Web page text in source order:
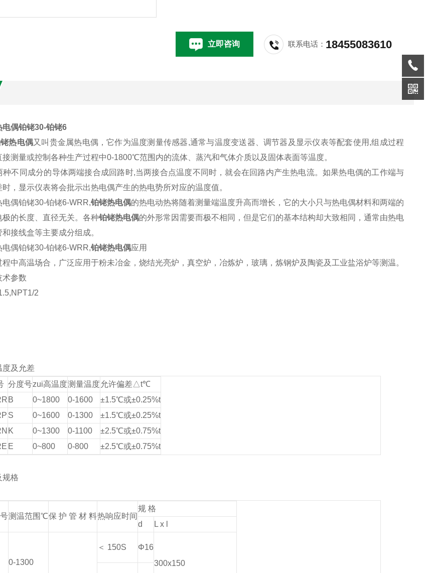
立即咨询 联系电话： 18455083610
偶铂铑30-铂铑6
热电偶又叫贵金属热电偶，它作为温度测量传感器,通常与温度变送器、调节器及显示仪表等配套使用,组成过程
测量或控制各种生产过程中0-1800℃范围内的流体、蒸汽和气体介质以及固体表面等温度。
种不同成分的导体两端接合成回路时,当两接合点温度不同时，就会在回路内产生热电流。如果热电偶的工作端与
，显示仪表将会批示出热电偶产生的热电势所对应的温度值。
偶铂铑30-铂铑6-WRR,铂铑热电偶的热电动热将随着测量端温度升高而增长，它的大小只与热电偶材料和两端的
的长度、直径无关。各种铂铑热电偶的外形常因需要而极不相同，但是它们的基本结构却大致相同，通常由热电
接线盒等主要成分组成。
偶铂铑30-铂铑6-WRR,铂铑热电偶应用
中高温场合，广泛应用于粉未冶金，烧结光亮炉，真空炉，冶炼炉，玻璃，炼钢炉及陶瓷及工业盐浴炉等测温。
术参数
2
度及允差
分度号zui高温度测量温度 允许偏差△t℃
B 0~1800 0-1600
±1.5℃或±0.25%t
S 0~1600 0-1300
±1.5℃或±0.25%t
K 0~1300 0-1100
±2.5℃或±0.75%t
E 0~800 0-800 ±2.5℃或±0.75%t
规格
测温范围℃保 护 管 材 料热响应时间
规 格
d
L x l
0-1300
＜ 150S
Φ16
300x150